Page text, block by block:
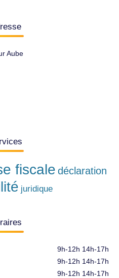
Aube
fiscale déclaration
juridique
9h-12h 14h-17h
9h-12h 14h-17h
9h-12h 14h-17h